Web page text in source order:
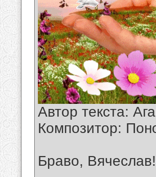
Автор текста:
Композитор:
Браво, Вячеслав!